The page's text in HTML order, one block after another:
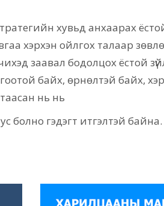
хувьд анхаарах
хэрхэн ойлгох талаар
заавал бодолцох ёстой
байх, өрнөлтэй байх,
нь нь
гэдэгт итгэлтэй байна.